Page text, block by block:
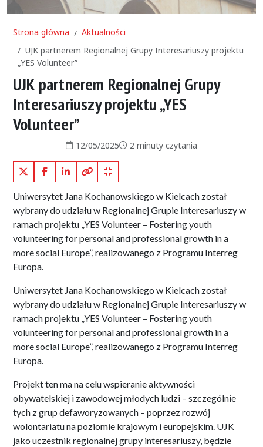
Strona główna
Aktualności
UJK partnerem Regionalnej Grupy Interesariuszy projektu
„YES Volunteer”
UJK partnerem Regionalnej Grupy
Interesariuszy projektu „YES
Volunteer”
Data publikacji:
12/05/2025Czas czytania:
2 minuty czytania
X (Twitter)FacebookLinkedInKopiuj pełny link
Kopiuj krótki link
Uniwersytet Jana Kochanowskiego w Kielcach został
wybrany do udziału w Regionalnej Grupie Interesariuszy w
ramach projektu „YES Volunteer – Fostering youth
volunteering for personal and professional growth in a
more social Europe”, realizowanego z Programu Interreg
Europa.
Uniwersytet Jana Kochanowskiego w Kielcach został
wybrany do udziału w Regionalnej Grupie Interesariuszy w
ramach projektu „YES Volunteer – Fostering youth
volunteering for personal and professional growth in a
more social Europe”, realizowanego z Programu Interreg
Europa.
Projekt ten ma na celu wspieranie aktywności
obywatelskiej i zawodowej młodych ludzi – szczególnie
tych z grup defaworyzowanych – poprzez rozwój
wolontariatu na poziomie krajowym i europejskim. UJK
jako uczestnik regionalnej grupy interesariuszy, będzie